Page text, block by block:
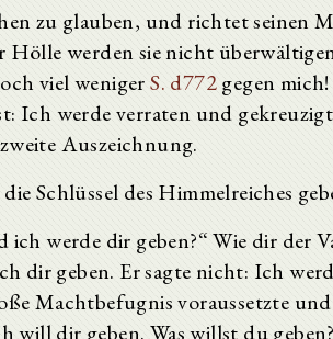
zu glauben, und richtet seinen
werden sie nicht
viel wenigerS. d772gegen
Ich werde verraten und
Auszeichnung.
Schlüssel des Himmelreiches
ich werde dir geben?“ Wie dir der
dir geben. Er sagte nicht: Ich
Machtbefugnis voraussetzte
will dir geben. Was willst du